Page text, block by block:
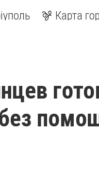
Карта